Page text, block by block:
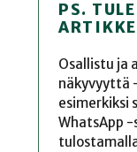
PS.
Osallistu ja
näkyvyyttä
esimerkiksi
WhatsApp